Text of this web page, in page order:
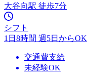
大谷向駅 徒歩7分
シフト
1日8時間 週5日からOK
交通費支給
未経験OK